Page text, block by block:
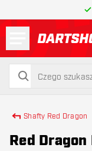
szukaj
szukaj
Shafty Red Dragon
Red